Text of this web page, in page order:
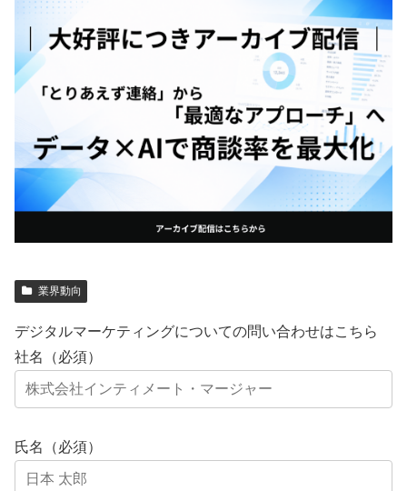
業界動向
デジタルマーケティングについての問い合わせはこちら
社名（必須）
氏名（必須）